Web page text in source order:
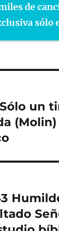
de
sólo
Sólo un
(Molin)